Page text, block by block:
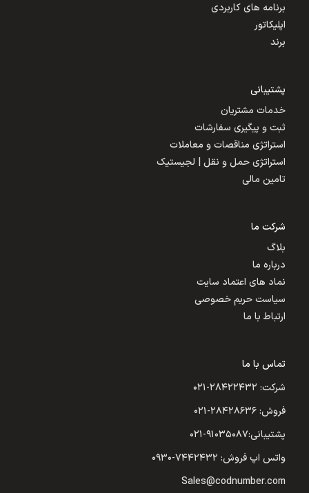
برنامه های کاربردی
اپلیکاتور
برند
پشتیبانی
خدمات مشتریان
ثبت و پیگیری سفارشات
استراتژی مناقصات و معاملات
استراتژی حمل و نقل | لجیستیک
تامین مالی
شرکت ما
بلاگ
درباره ما
نماد های اعتماد سایت
سیاست حریم خصوصی
ارتباط با ما
تماس با ما
شرکت: ۲۸۴۲۲۴۳۲-۰۲۱
فروش: ۲۸۴۲۸۶۳۶-۰۲۱
پشتیبانی:۹۱۰۳۵۰۸۷-۰۲۱
واتس اپ فروش: ۷۴۴۲۴۳۲-۰۹۳۰
Sales@codnumber.com